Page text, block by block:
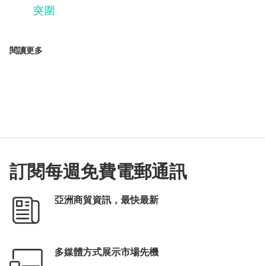
突圍
閱讀更多
訂閱每週免費電郵通訊
亞洲商貿資訊，最快最新
多媒體方式展示市場先機